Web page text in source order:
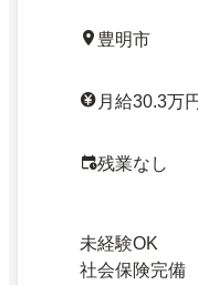
豊明市
月給30.3万
残業なし
未経験OK
社会保険完備